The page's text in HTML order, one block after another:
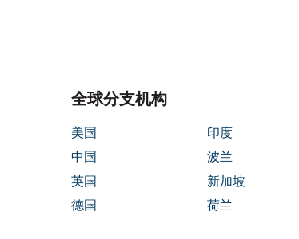
全球分支机构
美国
印度
中国
波兰
英国
新加坡
德国
荷兰